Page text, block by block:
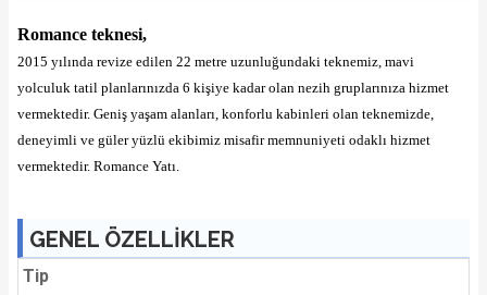
Romance teknesi,
2015 yılında revize edilen 22 metre uzunluğundaki teknemiz, mavi
yolculuk tatil planlarınızda 6 kişiye kadar olan nezih gruplarınıza hizmet
vermektedir. Geniş yaşam alanları, konforlu kabinleri olan teknemizde,
deneyimli ve güler yüzlü ekibimiz misafir memnuniyeti odaklı hizmet
vermektedir. Romance Yatı.
GENEL ÖZELLİKLER
Tip